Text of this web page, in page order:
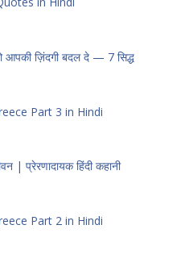
आपकी ज़िंदगी बदल दे — 7 सिद्ध
Part 3 in Hindi
| प्रेरणादायक हिंदी कहानी
Part 2 in Hindi